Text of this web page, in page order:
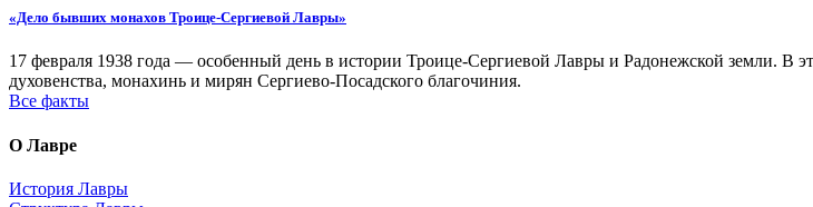
«Дело бывших монахов Троице-Сергиевой Лавры»
17 февраля 1938 года — особенный день в истории Троице-Сергиевой Лавры и Радонежской земли. В
духовенства, монахинь и мирян Сергиево-Посадского благочиния.
Все факты
О Лавре
История Лавры